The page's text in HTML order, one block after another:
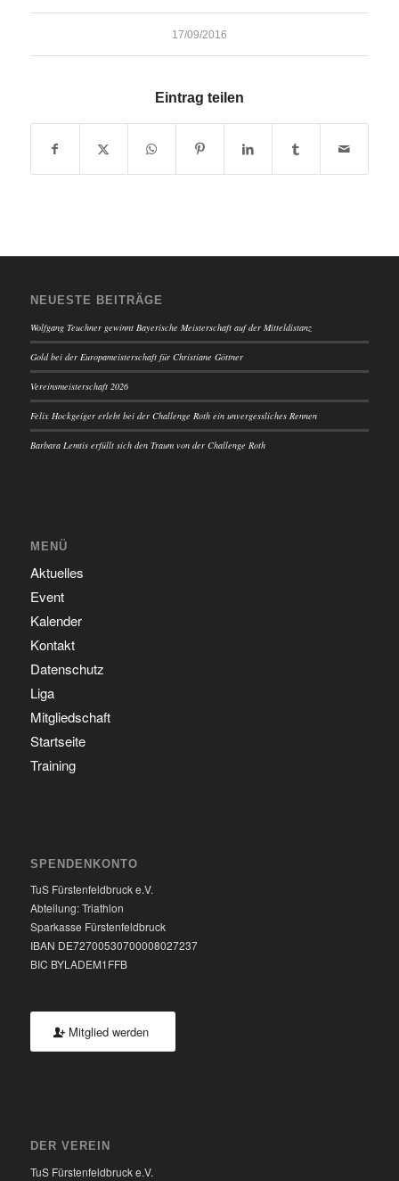
17/09/2016
Eintrag teilen
NEUESTE BEITRÄGE
Wolfgang Teuchner gewinnt Bayerische Meisterschaft auf der Mitteldistanz
Gold bei der Europameisterschaft für Christiane Göttner
Vereinsmeisterschaft 2026
Felix Hockgeiger erlebt bei der Challenge Roth ein unvergessliches Rennen
Barbara Lemtis erfüllt sich den Traum von der Challenge Roth
MENÜ
Aktuelles
Event
Kalender
Kontakt
Datenschutz
Liga
Mitgliedschaft
Startseite
Training
SPENDENKONTO
TuS Fürstenfeldbruck e.V.
Abteilung: Triathlon
Sparkasse Fürstenfeldbruck
IBAN DE72700530700008027237
BIC BYLADEM1FFB
Mitglied werden
DER VEREIN
TuS Fürstenfeldbruck e.V.